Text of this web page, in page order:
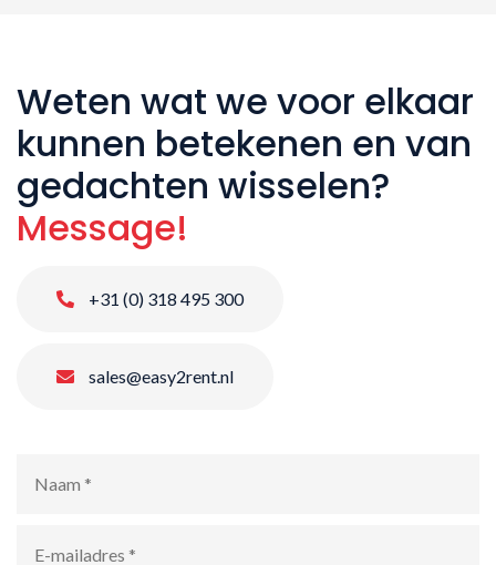
Weten wat we voor elkaar
kunnen betekenen en van
gedachten wisselen?
Message!
+31 (0) 318 495 300
sales@easy2rent.nl
mailadres *